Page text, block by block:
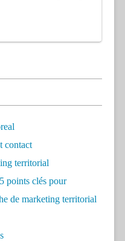
contact
territorial
points clés pour
de marketing territorial